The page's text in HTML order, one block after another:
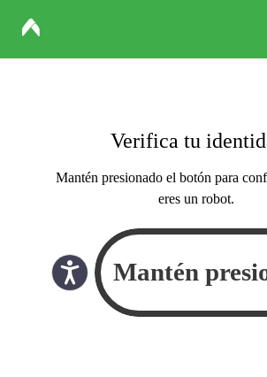
Verifica tu
Mantén presionado el botón para
eres un robot.